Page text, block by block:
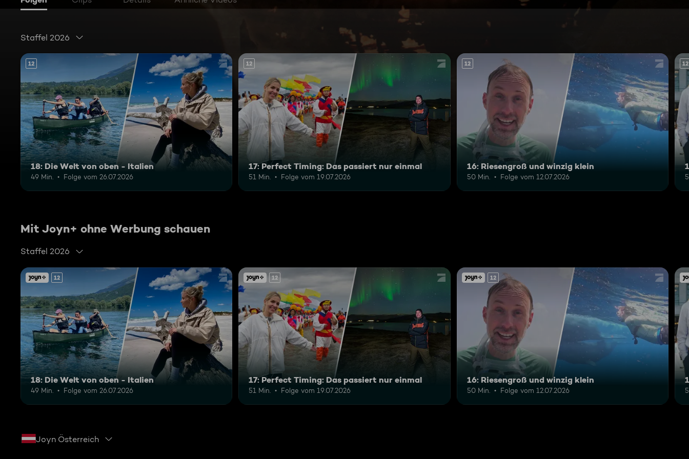
Staffel 2026
12
18: Die Welt von oben - Italien
49 Min. Folge vom 26.07.2026
12
17: Perfect Timing: Das passiert nur einmal
51 Min. Folge vom 19.07.2026
12
16: Riesengroß und winzig klein
50 Min. Folge vom 12.07.2026
12
Mit Joyn+ ohne Werbung schauen
Staffel 2026
12
18: Die Welt von oben - Italien
49 Min. Folge vom 26.07.2026
12
17: Perfect Timing: Das passiert nur einmal
51 Min. Folge vom 19.07.2026
12
16: Riesengroß und winzig klein
50 Min. Folge vom 12.07.2026
Joyn Österreich